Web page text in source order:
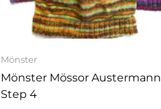
Mönster
Mönster Mössor Austermann
Step 4
De
olika
alternativen
väljas